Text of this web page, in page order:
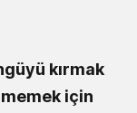
kırmak
için